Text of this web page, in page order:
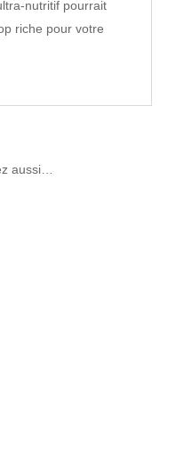
nutritif pourrait
riche pour votre
aussi…